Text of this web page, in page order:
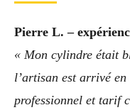
Pierre L. –
« Mon cylindre était
l’artisan est arrivé
professionnel et tarif